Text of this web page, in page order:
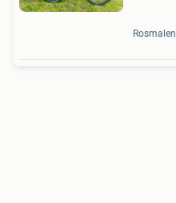
Rosmalen